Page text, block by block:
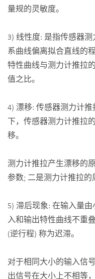
量规的灵敏度。
3) 线性度: 是指传感器
系曲线偏离拟合直线的
特性曲线与测力计推拉
值之比。
4) 漂移: 传感器测力计
下，传感器测力计推拉
移。
测力计推拉产生漂移的
参数; 二是测力计推拉的
5) 滞后现象: 在输入量
入和输出特性曲线不重
(逆行程) 称为迟滞。
对于相同大小的输入信
出信号在大小上不相等